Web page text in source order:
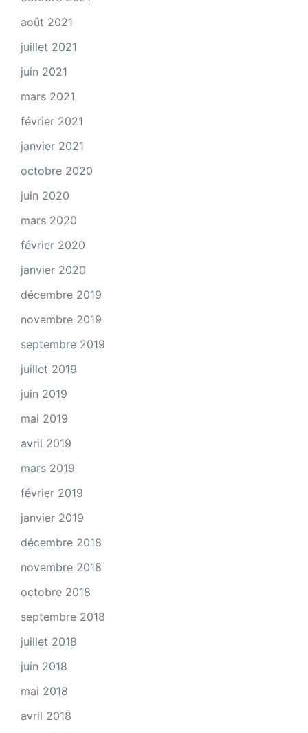
août 2021
juillet 2021
juin 2021
mars 2021
février 2021
janvier 2021
octobre 2020
juin 2020
mars 2020
février 2020
janvier 2020
décembre 2019
novembre 2019
septembre 2019
juillet 2019
juin 2019
mai 2019
avril 2019
mars 2019
février 2019
janvier 2019
décembre 2018
novembre 2018
octobre 2018
septembre 2018
juillet 2018
juin 2018
mai 2018
avril 2018